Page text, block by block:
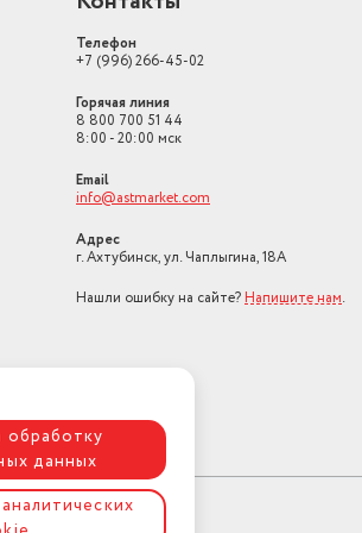
Телефон
+7 (996) 266-45-02
Горячая линия
8 800 700 51 44
8:00 - 20:00 мск
Email
info@astmarket.com
Адрес
г. Ахтубинск, ул. Чаплыгина, 18А
Нашли ошибку на сайте? Напишите нам.
обработку
данных